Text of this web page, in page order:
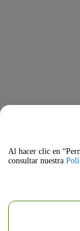
Al hacer clic en
consultar nuestra